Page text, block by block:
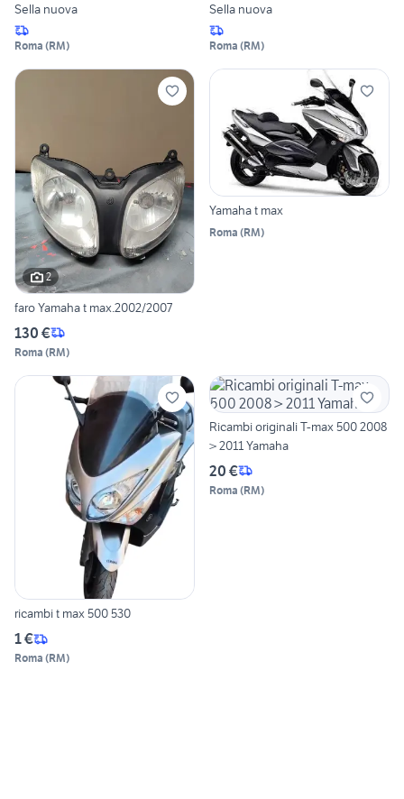
Sella nuova
Roma (RM)
Sella nuova
Roma (RM)
2
faro Yamaha t max.2002/2007
130 €
Roma (RM)
Yamaha t max
Roma (RM)
ricambi t max 500 530
1 €
Roma (RM)
Ricambi originali T-max 500 2008
> 2011 Yamaha
20 €
Roma (RM)